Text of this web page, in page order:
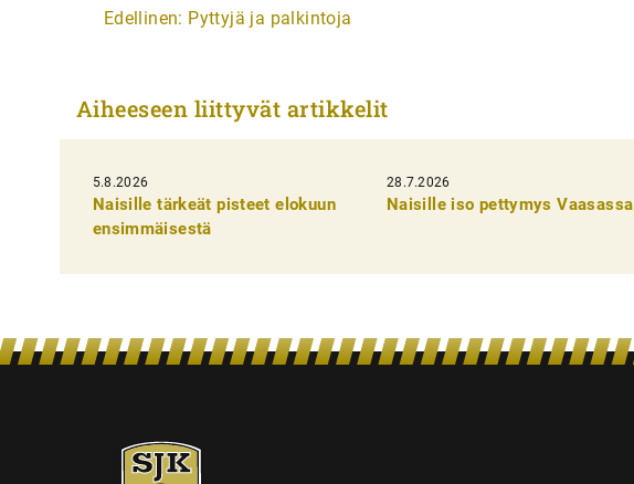
A
i
k
e
n
Edellinen: Pyttyjä ja palkintoja
Aiheeseen liittyvät artikkelit
5.8.2026
Naisille tärkeät pisteet elokuun
ensimmäisestä
28.7.2026
Naisille iso pettymys Vaasassa
SJK-